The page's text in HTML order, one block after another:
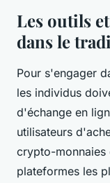
Les outils
dans le
Pour s'engager
les individus
d'échange en
utilisateurs
crypto-monnaies
plateformes les